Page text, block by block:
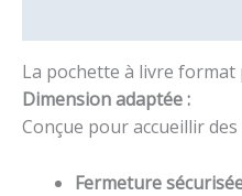
La pochette à livre format
Dimension adaptée :
Conçue pour accueillir
Fermeture